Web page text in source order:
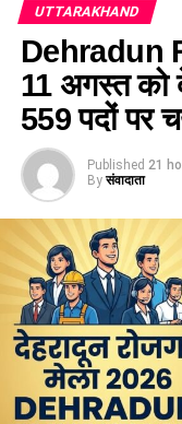
किया गिरफ्तार…..
UTTARAKHAND
Dehradun
11 अगस्त को
559 पदों पर
Published 21
By संवादाता